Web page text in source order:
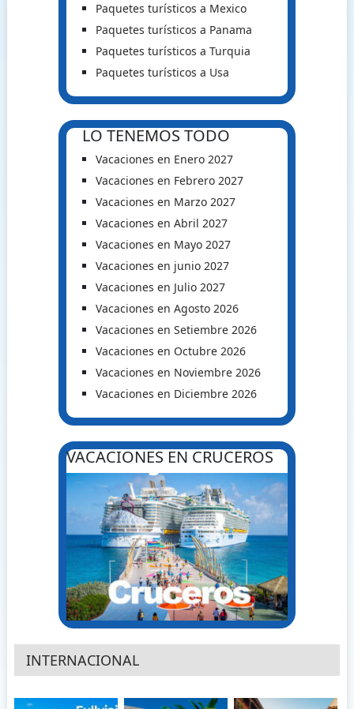
Paquetes turísticos a Mexico
Paquetes turísticos a Panama
Paquetes turísticos a Turquia
Paquetes turísticos a Usa
LO TENEMOS TODO
Vacaciones en Enero 2027
Vacaciones en Febrero 2027
Vacaciones en Marzo 2027
Vacaciones en Abril 2027
Vacaciones en Mayo 2027
Vacaciones en junio 2027
Vacaciones en Julio 2027
Vacaciones en Agosto 2026
Vacaciones en Setiembre 2026
Vacaciones en Octubre 2026
Vacaciones en Noviembre 2026
Vacaciones en Diciembre 2026
VACACIONES EN CRUCEROS
INTERNACIONAL